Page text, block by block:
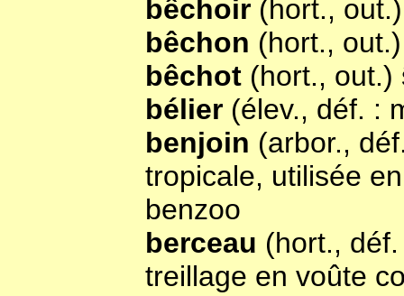
bêchoir (hort.,
bêchon (hort.,
bêchot (hort., out.)
bélier (élev., déf. :
benjoin (arbor.,
tropicale, utilisée
benzoo
berceau (hort.,
treillage en voûte